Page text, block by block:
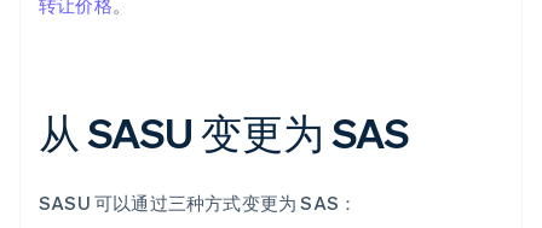
转让价格。
从 SASU 变更为 SAS
SASU 可以通过三种方式变更为 SAS：